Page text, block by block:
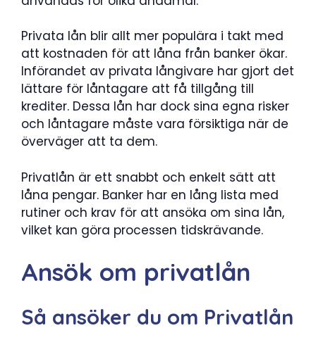
Privata lån blir allt mer populära i takt med
att kostnaden för att låna från banker ökar.
Införandet av privata långivare har gjort det
lättare för låntagare att få tillgång till
krediter. Dessa lån har dock sina egna risker
och låntagare måste vara försiktiga när de
överväger att ta dem.
Privatlån är ett snabbt och enkelt sätt att
låna pengar. Banker har en lång lista med
rutiner och krav för att ansöka om sina lån,
vilket kan göra processen tidskrävande.
Ansök om privatlån
Så ansöker du om Privatlån